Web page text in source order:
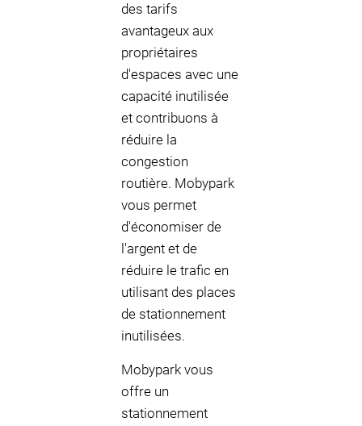
des tarifs
avantageux aux
propriétaires
d'espaces avec une
capacité inutilisée
et contribuons à
réduire la
congestion
routière. Mobypark
vous permet
d'économiser de
l'argent et de
réduire le trafic en
utilisant des places
de stationnement
inutilisées.
Mobypark vous
offre un
stationnement